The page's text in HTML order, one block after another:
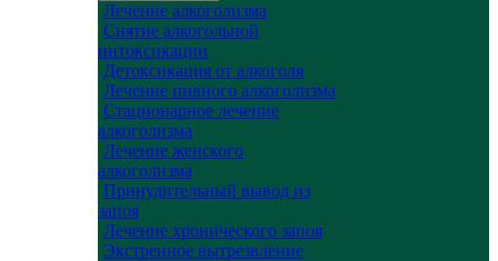
Лечение алкоголизма
Снятие алкогольной
интоксикации
Детоксикация от алкоголя
Лечение пивного алкоголизма
Стационарное лечение
алкоголизма
Лечение женского
алкоголизма
Принудительный вывод из
запоя
Лечение хронического запоя
Экстренное вытрезвление